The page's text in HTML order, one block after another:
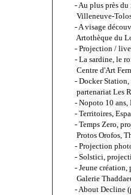
- Au plus près
Villeneuve-
- A visage
Artothèque du
- Projection /
- La sardine, le
Centre d'Art
- Docker
partenariat Les
- Nopoto 10 ans,
- Territoires,
- Temps Zero,
Protos Orofos,
- Projection
- Solstici,
- Jeune
Galerie
- About Decline